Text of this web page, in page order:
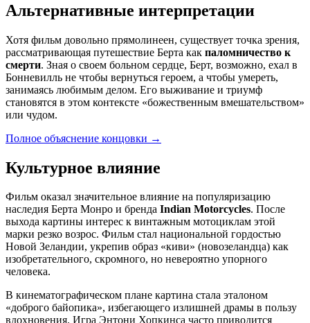
Альтернативные интерпретации
Хотя фильм довольно прямолинеен, существует точка зрения,
рассматривающая путешествие Берта как паломничество к
смерти. Зная о своем больном сердце, Берт, возможно, ехал в
Бонневилль не чтобы вернуться героем, а чтобы умереть,
занимаясь любимым делом. Его выживание и триумф
становятся в этом контексте «божественным вмешательством»
или чудом.
Полное объяснение концовки →
Культурное влияние
Фильм оказал значительное влияние на популяризацию
наследия Берта Монро и бренда Indian Motorcycles. После
выхода картины интерес к винтажным мотоциклам этой
марки резко возрос. Фильм стал национальной гордостью
Новой Зеландии, укрепив образ «киви» (новозеландца) как
изобретательного, скромного, но невероятно упорного
человека.
В кинематографическом плане картина стала эталоном
«доброго байопика», избегающего излишней драмы в пользу
вдохновения. Игра Энтони Хопкинса часто приводится